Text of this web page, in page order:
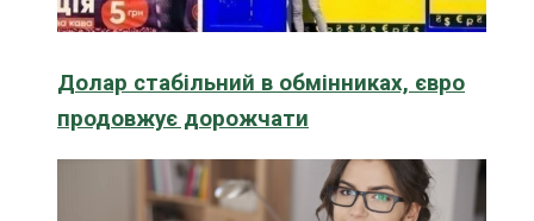
Долар стабільний в обмінниках, євро
продовжує дорожчати